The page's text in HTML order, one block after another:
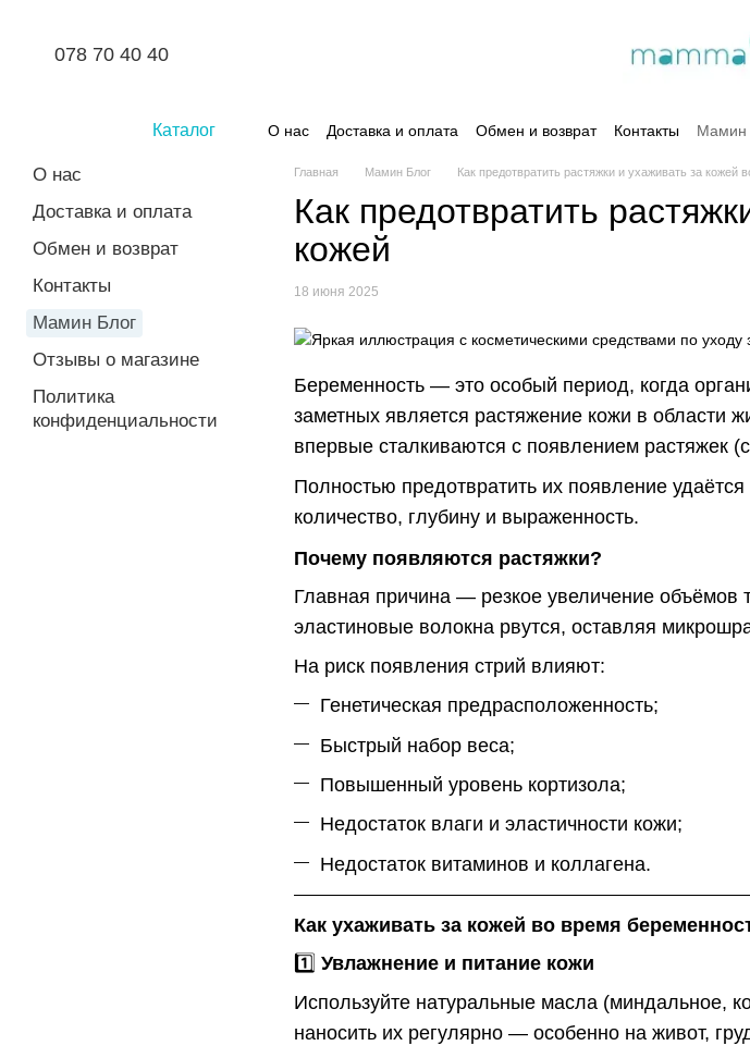
078 70 40 40
Каталог О нас Доставка и оплата Обмен и возврат Контакты Мамин
Главная Мамин Блог Как предотвратить растяжки и ухаживать за кожей
Как предотвратить
кожей
18 июня 2025
Беременность — это особый период, когда
заметных является растяжение кожи в области
впервые сталкиваются с появлением растяжек
Полностью предотвратить их появление
количество, глубину и выраженность.
Почему появляются растяжки?
Главная причина — резкое увеличение объёмов
эластиновые волокна рвутся, оставляя
На риск появления стрий влияют:
Генетическая предрасположенность;
Быстрый набор веса;
Повышенный уровень кортизола;
Недостаток влаги и эластичности кожи;
Недостаток витаминов и коллагена.
Как ухаживать за кожей во время
1️⃣ Увлажнение и питание кожи
Используйте натуральные масла (миндальное,
наносить их регулярно — особенно на живот,
О нас
Доставка и оплата
Обмен и возврат
Контакты
Мамин Блог
Отзывы о магазине
Политика
конфиденциальности